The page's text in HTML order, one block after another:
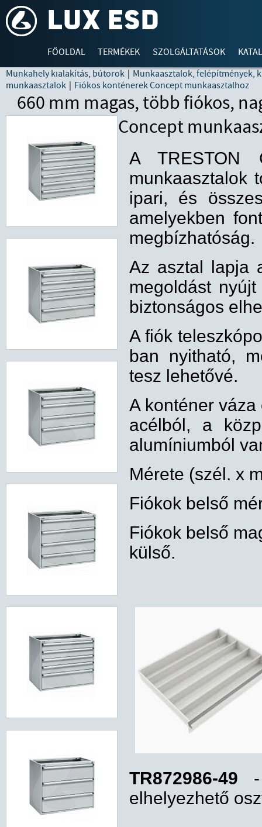
FŐOLDAL TERMÉKEK SZOLGÁLTATÁSOK
Munkahely kialakítás, bútorok | Munkaasztalok, felépítmények,
munkaasztalok | Fiókos konténerek Concept munkaasztalhoz
660 mm magas, több fiókos,
Concept
A TRESTON
munkaasztalok
ipari, és
amelyekben
megbízhatóság.
Az asztal lapja
megoldást
biztonságos
A fiók
ban nyitható,
tesz lehetővé.
A konténer
acélból, a
alumíniumból
Mérete (szél. x
Fiókok belső
Fiókok belső
külső.
TR872986-49
elhelyezhető